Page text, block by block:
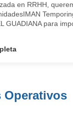
en RRHH,
GUADIANA para
Operativos